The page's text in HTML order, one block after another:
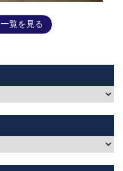
一覧を見る